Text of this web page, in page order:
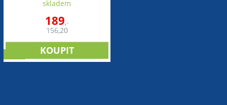
skladem
189,-
156,20